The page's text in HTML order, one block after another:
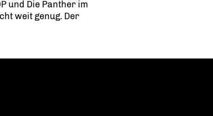
und Die Panther im
weit genug. Der